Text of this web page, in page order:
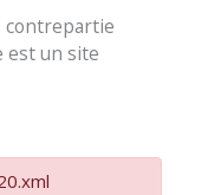
contrepartie
est un site